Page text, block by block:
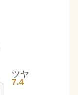
ツヤ
7.4